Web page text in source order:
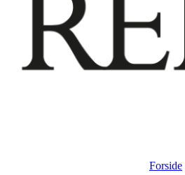
Forside